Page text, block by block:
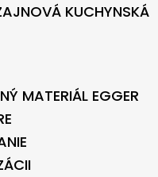
KUCHYNSKÁ
MATERIÁL EGGER